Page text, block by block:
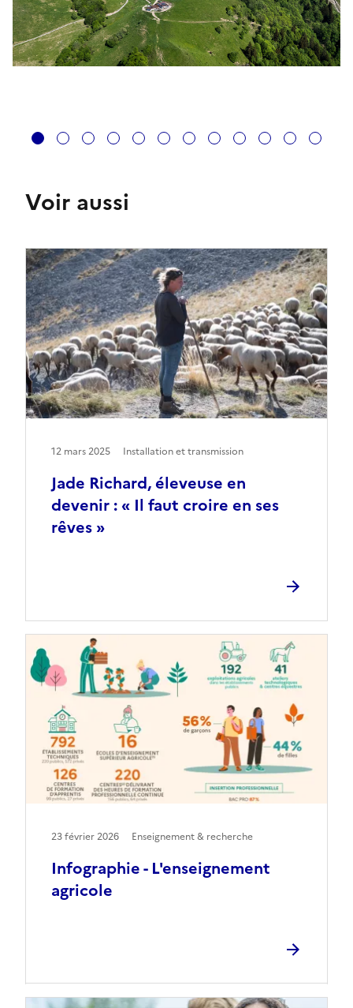
1 2 3 4 5 6 7 8 9 10 11 12
Voir aussi
Jade Richard, éleveuse en
devenir : « Il faut croire en ses
rêves »
12 mars 2025 Installation et transmission
Infographie - L'enseignement
agricole
23 février 2026 Enseignement & recherche